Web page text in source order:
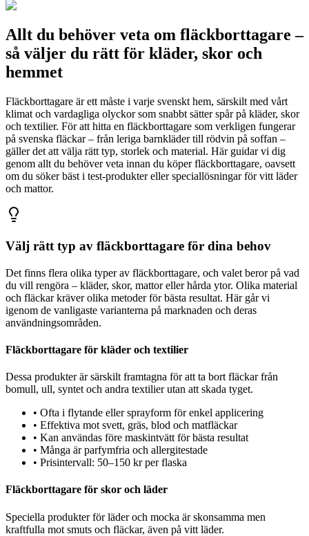
Allt du behöver veta om fläckborttagare –
så väljer du rätt för kläder, skor och
hemmet
Fläckborttagare är ett måste i varje svenskt hem, särskilt med vårt
klimat och vardagliga olyckor som snabbt sätter spår på kläder, skor
och textilier. För att hitta en fläckborttagare som verkligen fungerar
på svenska fläckar – från leriga barnkläder till rödvin på soffan –
gäller det att välja rätt typ, storlek och material. Här guidar vi dig
genom allt du behöver veta innan du köper fläckborttagare, oavsett
om du söker bäst i test-produkter eller speciallösningar för vitt läder
och mattor.
Välj rätt typ av fläckborttagare för dina behov
Det finns flera olika typer av fläckborttagare, och valet beror på vad
du vill rengöra – kläder, skor, mattor eller hårda ytor. Olika material
och fläckar kräver olika metoder för bästa resultat. Här går vi
igenom de vanligaste varianterna på marknaden och deras
användningsområden.
Fläckborttagare för kläder och textilier
Dessa produkter är särskilt framtagna för att ta bort fläckar från
bomull, ull, syntet och andra textilier utan att skada tyget.
• Ofta i flytande eller sprayform för enkel applicering
• Effektiva mot svett, gräs, blod och matfläckar
• Kan användas före maskintvätt för bästa resultat
• Många är parfymfria och allergitestade
• Prisintervall: 50–150 kr per flaska
Fläckborttagare för skor och läder
Speciella produkter för läder och mocka är skonsamma men
kraftfulla mot smuts och fläckar, även på vitt läder.